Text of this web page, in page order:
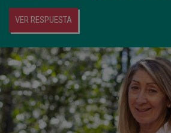
VER RESPUESTA